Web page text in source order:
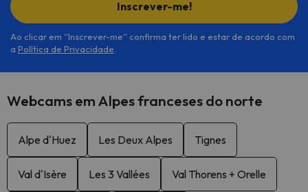
Inscrever-me!
Ao clicar em ''Inscrever-me'' confirma ter lido e estar de acordo com
a Política de Privacidade
Webcams em Alpes franceses do norte
Alpe d'Huez Les Deux Alpes Tignes
Val d'Isère Les 3 Vallées Val Thorens + Orelle